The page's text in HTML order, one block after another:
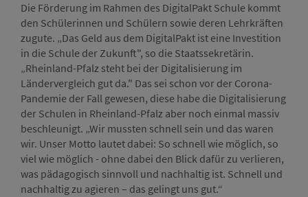
Die Förderung im Rahmen des DigitalPakt Schule kommt
den Schülerinnen und Schülern sowie deren Lehrkräften
zugute. „Das Geld aus dem DigitalPakt ist eine Investition
in die Schule der Zukunft", so die Staatssekretärin.
„Rheinland-Pfalz steht bei der Digitalisierung im
Ländervergleich gut da." Das sei schon vor der Corona-
Pandemie der Fall gewesen, diese habe die Digitalisierung
der Schulen in Rheinland-Pfalz aber noch einmal massiv
beschleunigt. „Wir mussten schnell sein und das waren
wir. Unser Motto lautet dabei: So schnell wie möglich, so
viel wie möglich - ohne dabei den Blick dafür zu verlieren,
was pädagogisch sinnvoll und nachhaltig ist. Schnell und
nachhaltig zu agieren – das gelingt uns gut.“